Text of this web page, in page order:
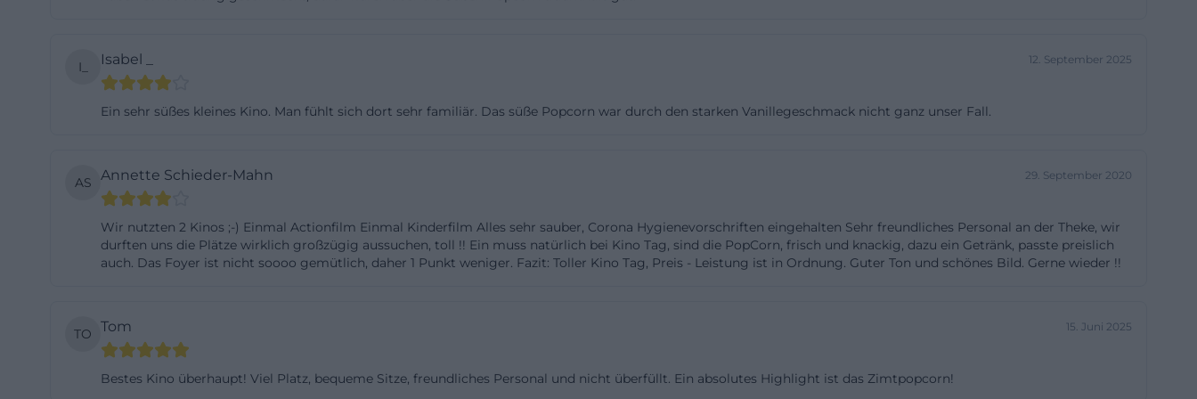
mit E-Kennzeichen parken auf öffentlichen, städtischen Parkflächen bis zu drei Stunden
Radwege die Weiterfahrt Richtung Haslach. Praktisch für Ortsunkundige: Auf der
Kontaktseite des Kinos ist die vollständige Adresse sowie eine Telefonnummer hinterlegt
– so lassen sich kurzfristige Rückfragen, etwa zu kurzfristigen Vorstellungsausfällen oder
Geschäften sind die Wege kurz; zugleich bleibt die Orientierung einfach, weil das Areal
I_ Isabel _ 12. September 2025
Ein sehr süßes kleines Kino. Man fühlt sich dort sehr familiär. Das süße Popcorn war durch den starken Vanillegeschmack nicht ganz unser Fall.
AS Annette Schieder-Mahn 29. September 2020
Wir nutzten 2 Kinos ;-) Einmal Actionfilm Einmal Kinderfilm Alles sehr sauber, Corona Hygienevorschriften eingehalten Sehr freundliches Personal an der Theke, wir
durften uns die Plätze wirklich großzügig aussuchen, toll !! Ein muss natürlich bei Kino Tag, sind die PopCorn, frisch und knackig, dazu ein Getränk, passte preislich
auch. Das Foyer ist nicht soooo gemütlich, daher 1 Punkt weniger. Fazit: Toller Kino Tag, Preis - Leistung ist in Ordnung. Guter Ton und schönes Bild. Gerne wieder !!
TO Tom 15. Juni 2025
Bestes Kino überhaupt! Viel Platz, bequeme Sitze, freundliches Personal und nicht überfüllt. Ein absolutes Highlight ist das Zimtpopcorn!